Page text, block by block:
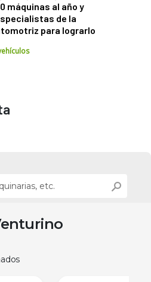
máquinas al año y
de la
para lograrlo